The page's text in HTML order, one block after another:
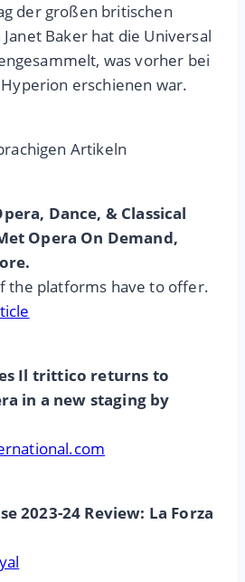
der großen britischen
Baker hat die Universal
was vorher bei
erschienen war.
Artikeln
Dance, & Classical
Opera On Demand,
the platforms have to offer.
Il trittico returns to
in a new staging by
2023-24 Review: La Forza